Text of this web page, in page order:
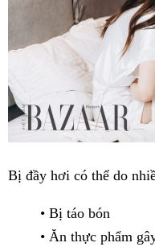
Bị đầy hơi có thể do
• Bị táo bón
• Ăn thực phẩm